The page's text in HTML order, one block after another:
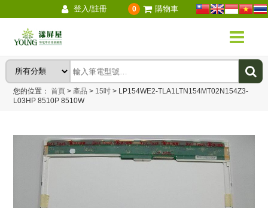
登入/註冊 0 購物車
您的位置：首頁 > 產品 > 15吋 > LP154WE2-TLA1LTN154MT02N154Z3-
L03HP 8510P 8510W